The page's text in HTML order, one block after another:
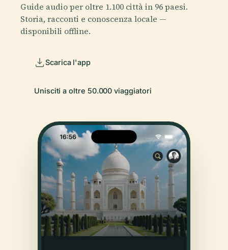
Guide audio per oltre 1.100 città in 96 paesi.
Storia, racconti e conoscenza locale —
disponibili offline.
Scarica l'app
Unisciti a oltre 50.000 viaggiatori